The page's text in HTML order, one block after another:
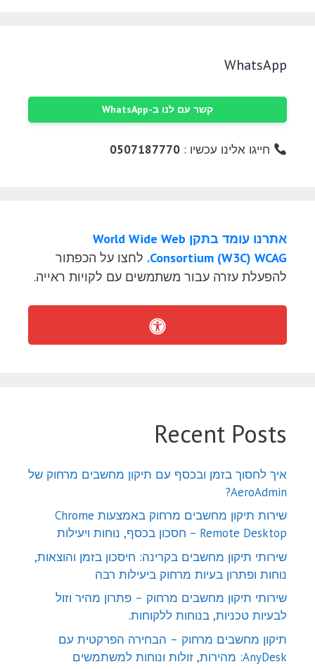
WhatsApp
קשר עם לנו ב-WhatsApp
חייגו אלינו עכשיו :0507187770
אתרנו עומד בתקן World Wide Web
Consortium (W3C) WCAG. לחצו על הכפתור
להפעלת עזרה עבור משתמשים עם לקויות ראייה.
Recent Posts
איך לחסוך בזמן ובכסף עם תיקון מחשבים מרחוק של
AeroAdmin?
שירות תיקון מחשבים מרחוק באמצעות Chrome
Remote Desktop – חסכון בכסף, נוחות ויעילות
שירותי תיקון מחשבים בקרינה: חיסכון בזמן והוצאות,
נוחות ופתרון בעיות מרחוק ביעילות רבה
שירותי תיקון מחשבים מרחוק – פתרון מהיר וזול
לבעיות טכניות, בנוחות ללקוחות.
תיקון מחשבים מרחוק – הבחירה הפרקטית עם
AnyDesk: מהירות, זולות ונוחות למשתמשים